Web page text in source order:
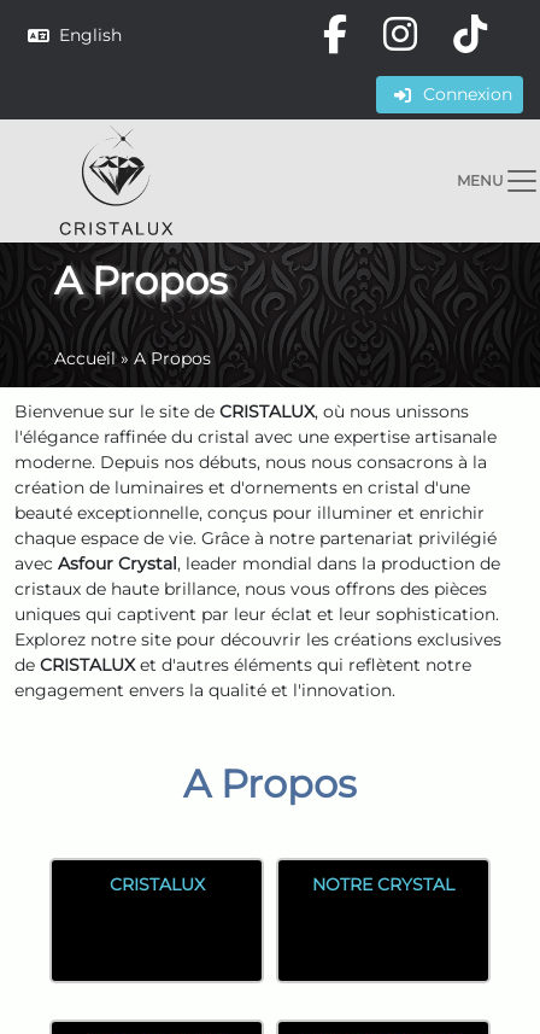
English
Connexion
MENU
A Propos
Accueil» A Propos
Bienvenue sur le site de CRISTALUX, où nous unissons
l'élégance raffinée du cristal avec une expertise artisanale
moderne. Depuis nos débuts, nous nous consacrons à la
création de luminaires et d'ornements en cristal d'une
beauté exceptionnelle, conçus pour illuminer et enrichir
chaque espace de vie. Grâce à notre partenariat privilégié
avec Asfour Crystal, leader mondial dans la production de
cristaux de haute brillance, nous vous offrons des pièces
uniques qui captivent par leur éclat et leur sophistication.
Explorez notre site pour découvrir les créations exclusives
de CRISTALUXet d'autres éléments qui reflètent notre
engagement envers la qualité et l'innovation.
A Propos
CRISTALUX NOTRE CRYSTAL